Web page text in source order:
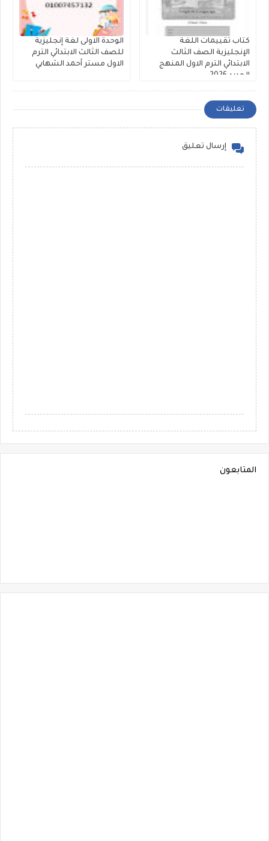
كتاب تقييمات اللغة
الإنجليزية الصف الثالث
الابتدائي الترم الاول المنهج
الجديد 2026
الوحدة الاولى لغة إنجليزية
للصف الثالث الابتدائي الترم
الاول مستر أحمد الشهابي
تعليقات
إرسال تعليق
المتابعون